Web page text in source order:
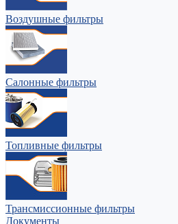
Воздушные фильтры
Салонные фильтры
Топливные фильтры
Трансмиссионные фильтры
Документы